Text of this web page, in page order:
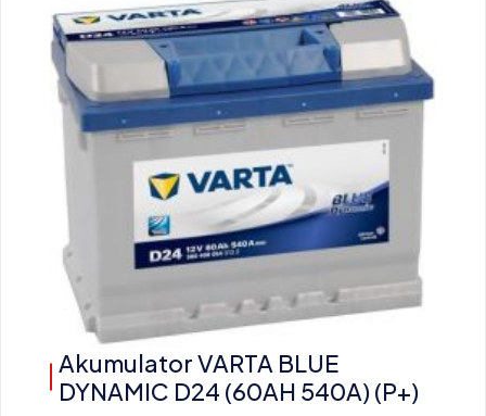
Akumulator VARTA BLUE
DYNAMIC D24 (60AH 540A) (P+)